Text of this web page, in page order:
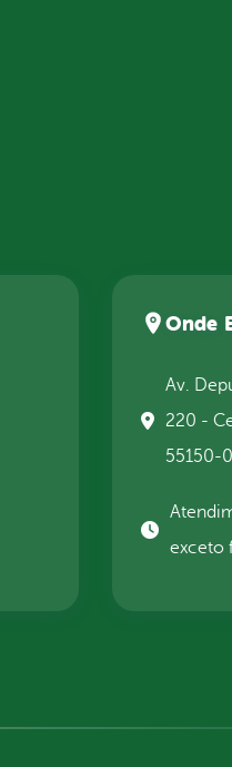
Onde
Av.
220 -
55150-
exceto